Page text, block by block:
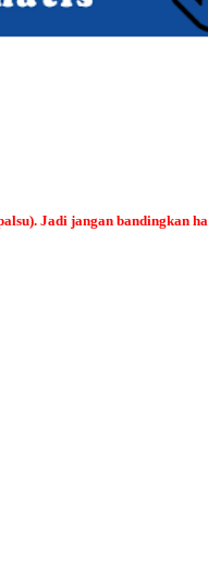
Jadi jangan bandingkan